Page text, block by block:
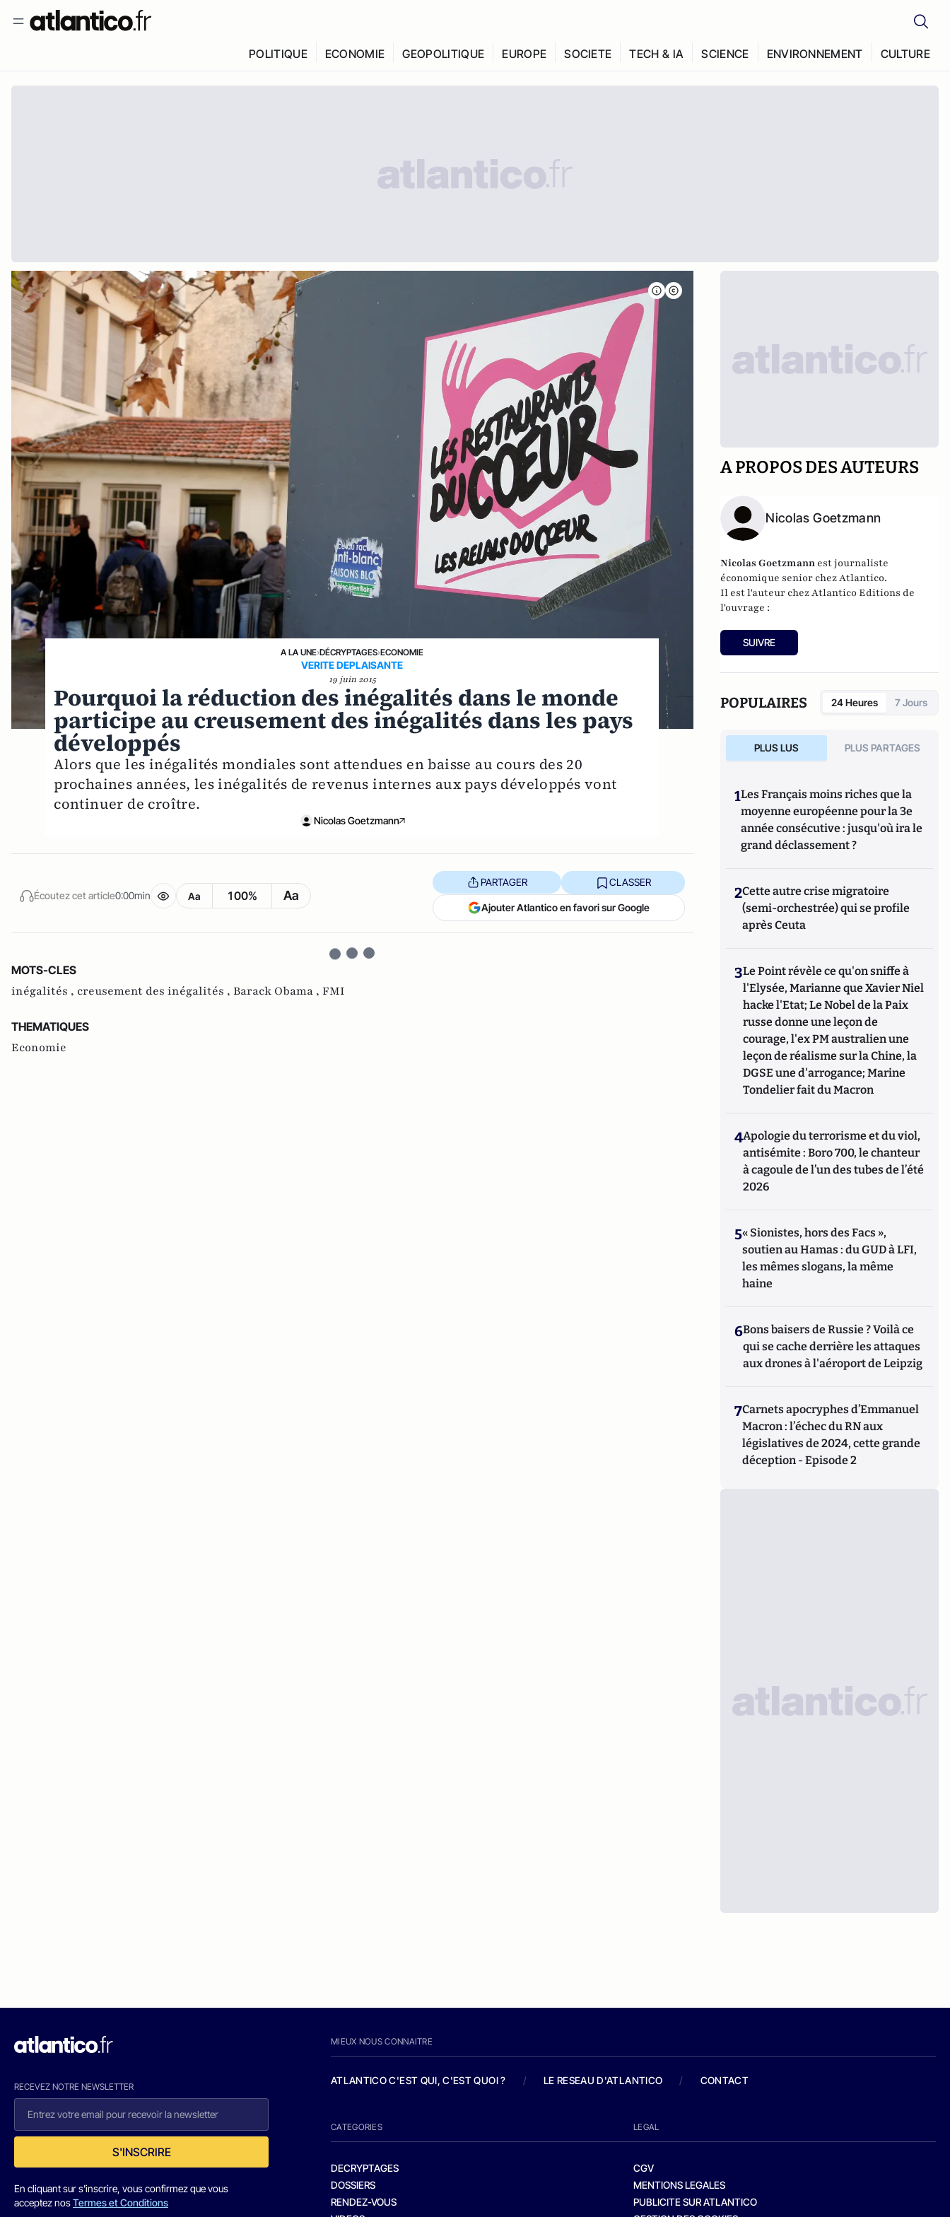
POLITIQUE ECONOMIE GEOPOLITIQUE EUROPE SOCIETE TECH & IA SCIENCE ENVIRONNEMENT CULTURE
A LA UNE›DÉCRYPTAGES›ECONOMIE
VERITE DEPLAISANTE
19 juin 2015
Pourquoi la réduction des inégalités dans le monde
participe au creusement des inégalités dans les pays
développés
Alors que les inégalités mondiales sont attendues en baisse au cours des 20
prochaines années, les inégalités de revenus internes aux pays développés vont
continuer de croître.
Nicolas Goetzmann
Écoutez cet article0:00min Aa 100% Aa
PARTAGER CLASSER
Ajouter Atlantico en favori sur Google
MOTS-CLES
inégalités , creusement des inégalités , Barack Obama , FMI
THEMATIQUES
Economie
A PROPOS DES AUTEURS
Nicolas Goetzmann
NicolasGoetzmann est journaliste
économique senior chez Atlantico.
Il est l'auteur chezAtlantico Editions de
l'ouvrage :
SUIVRE
POPULAIRES 24 Heures 7 Jours
PLUS LUS PLUS PARTAGES
1Les Français moins riches que la
moyenne européenne pour la 3e
année consécutive : jusqu'où ira le
grand déclassement ?
2Cette autre crise migratoire
(semi-orchestrée) qui se profile
après Ceuta
3Le Point révèle ce qu'on sniffe à
l'Elysée, Marianne que Xavier Niel
hacke l'Etat; Le Nobel de la Paix
russe donne une leçon de
courage, l'ex PM australien une
leçon de réalisme sur la Chine, la
DGSE une d'arrogance; Marine
Tondelier fait du Macron
4Apologie du terrorisme et du viol,
antisémite : Boro 700, le chanteur
à cagoule de l’un des tubes de l’été
2026
5« Sionistes, hors des Facs »,
soutien au Hamas : du GUD à LFI,
les mêmes slogans, la même
haine
6Bons baisers de Russie ? Voilà ce
qui se cache derrière les attaques
aux drones à l'aéroport de Leipzig
7Carnets apocryphes d’Emmanuel
Macron : l’échec du RN aux
législatives de 2024, cette grande
déception - Episode 2
RECEVEZ NOTRE NEWSLETTER
S'INSCRIRE
En cliquant sur s'inscrire, vous confirmez que vous
acceptez nosTermes et Conditions
MIEUX NOUS CONNAITRE
ATLANTICO C'EST QUI, C'EST QUOI ? / LE RESEAU D'ATLANTICO / CONTACT
CATEGORIES
DECRYPTAGES
DOSSIERS
RENDEZ-VOUS
LEGAL
CGV
MENTIONS LEGALES
PUBLICITE SUR ATLANTICO